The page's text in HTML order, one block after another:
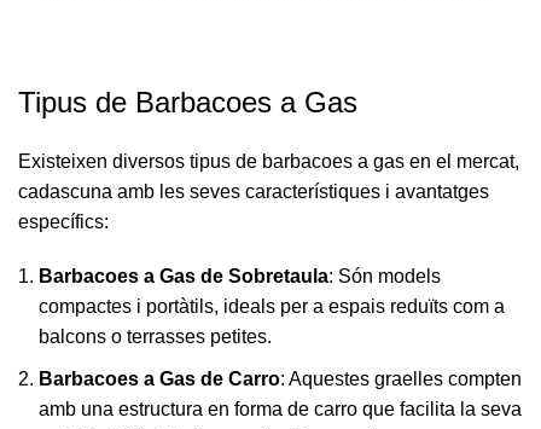
Tipus de Barbacoes a Gas
Existeixen diversos tipus de barbacoes a gas en el mercat,
cadascuna amb les seves característiques i avantatges
específics:
Barbacoes a Gas de Sobretaula: Són models
compactes i portàtils, ideals per a espais reduïts com a
balcons o terrasses petites.
Barbacoes a Gas de Carro: Aquestes graelles compten
amb una estructura en forma de carro que facilita la seva